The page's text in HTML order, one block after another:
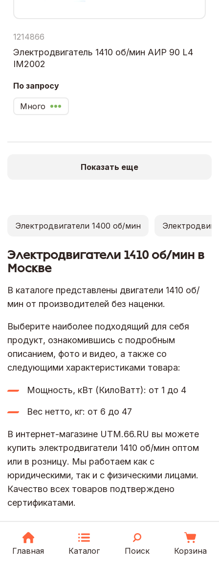
1214866
Электродвигатель 1410 об/мин АИР 90 L4
IM2002
По запросу
Много
Показать еще
Электродвигатели 1400 об/мин
Электродвигатели 1410 об/мин в
Москве
В каталоге представлены двигатели 1410 об/
мин от производителей без наценки.
Выберите наиболее подходящий для себя
продукт, ознакомившись с подробным
описанием, фото и видео, а также со
следующими характеристиками товара:
Мощность, кВт (КилоВатт): от 1 до 4
Вес нетто, кг: от 6 до 47
В интернет-магазине UTM.66.RU вы можете
купить электродвигатели 1410 об/мин оптом
или в розницу. Мы работаем как с
юридическими, так и с физическими лицами.
Качество всех товаров подтверждено
сертификатами.
для уточнения информации об оформлении
заказа.
Главная Каталог Поиск Корзина